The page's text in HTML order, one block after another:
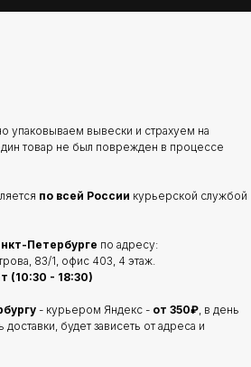
упаковываем вывески и страхуем на
товар не был поврежден в процессе
по всей России курьерской службой
Петербурге по адресу:
83/1, офис 403, 4 этаж.
(10:30 - 18:30)
- курьером Яндекс - от 350₽, в день
доставки, будет зависеть от адреса и